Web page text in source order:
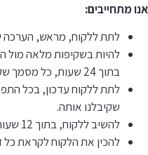
אנו מתחייבים:
לתת ללקוח, מראש, הערכה
להיות בשקיפות מלאה מול
בתוך 24 שעות, כל מסמך שקיבלנו מהצד השני.
שקיבלנו אותה.
להשיב ללקוח, בתוך 12 שעות מהמועד שפנה אלינו.
⁠להכין את הלקוח לקראת כל